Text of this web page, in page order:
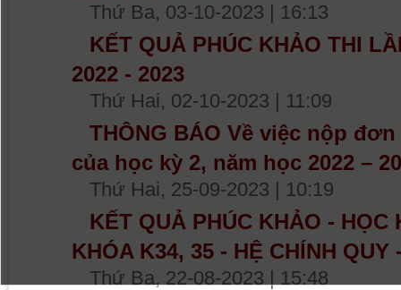
Thứ Ba, 03-10-2023 | 16:13
KẾT QUẢ PHÚC KHẢO THI
2022 - 2023
Thứ Hai, 02-10-2023 | 11:09
THÔNG BÁO Về việc nộp
của học kỳ 2, năm học 2022 –
Thứ Hai, 25-09-2023 | 10:19
KẾT QUẢ PHÚC KHẢO - HỌC
KHÓA K34, 35 - HỆ CHÍNH
Thứ Ba, 22-08-2023 | 15:48